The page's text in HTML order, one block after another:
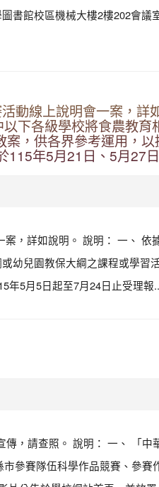
書館校區機械大樓2樓202會議
動線上說明會一案，詳
下各級學校將食農教育
，供各界參考運用，
115年5月21日、5月27
，詳如說明。 說明： 一、 依
幼兒園教保大綱之課程或學習
年5月5日起至7月24日止受理報
，請查照。 說明： 一、 「中
參賽隊伍科學作品競賽、參